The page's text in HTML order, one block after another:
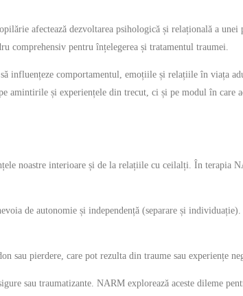
afectează dezvoltarea psihologică și relațională a unei
comprehensiv pentru înțelegerea și tratamentul traumei.
influențeze comportamentul, emoțiile și relațiile în viața
amintirile și experiențele din trecut, ci și pe modul în care
noastre interioare și de la relațiile cu ceilalți. În terapia
de autonomie și independență (separare și
sau pierdere, care pot rezulta din traume sau experiențe
sau traumatizante. NARM explorează aceste dileme